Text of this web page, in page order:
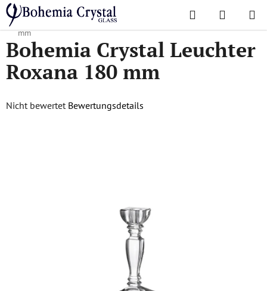
Zum
Inhalt
springen
Suchen
Startseite
/ Accessoires Leuchter /
Bohemia Crystal Leuchter Roxana 180
mm
Bohemia Crystal Leuchter
Roxana 180 mm
Die
Nicht bewertet Bewertungsdetails